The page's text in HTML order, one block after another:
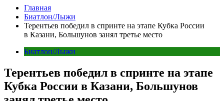
Главная
Биатлон/Лыжи
Терентьев победил в спринте на этапе Кубка России
в Казани, Большунов занял третье место
Биатлон/Лыжи
Терентьев победил в спринте на этапе
Кубка России в Казани, Большунов